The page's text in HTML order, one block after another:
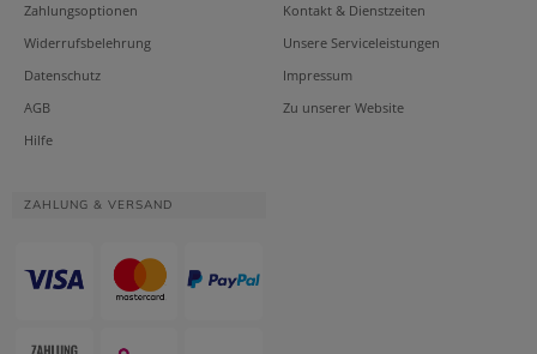
Zahlungsoptionen
Widerrufsbelehrung
Datenschutz
AGB
Hilfe
Kontakt & Dienstzeiten
Unsere Serviceleistungen
Impressum
Zu unserer Website
ZAHLUNG & VERSAND